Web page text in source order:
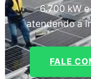
6.700 kW
atendendo a
FALE